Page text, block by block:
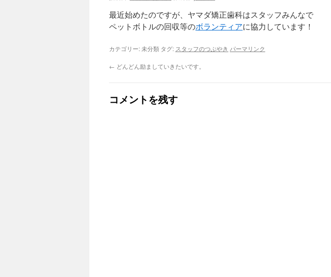
最近始めたのですが、ヤマダ矯正歯科はスタッフみんなで
ペットボトルの回収等のボランティアに協力しています！
カテゴリー: 未分類 タグ: スタッフのつぶやき パーマリンク
← どんどん励ましていきたいです。
コメントを残す